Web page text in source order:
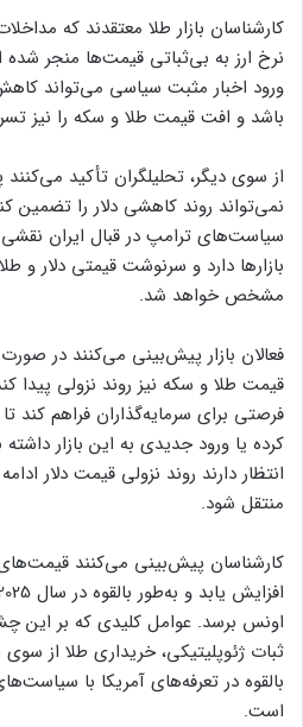
کارشناسان بازار طلا معتقدند که
نرخ ارز به بی‌ثباتی قیمت‌ها منجر شده
ورود اخبار مثبت سیاسی می‌تواند کاهش
باشد و افت قیمت طلا و سکه را نیز
نمی‌تواند روند کاهشی دلار را تضمین
سیاست‌های ترامپ در قبال ایران
بازارها دارد و سرنوشت قیمتی دلار و
مشخص خواهد شد.
فعالان بازار پیش‌بینی می‌کنند در
قیمت طلا و سکه نیز روند نزولی پیدا
فرصتی برای سرمایه‌گذاران فراهم کند
کرده یا ورود جدیدی به این بازار داشته
انتظار دارند روند نزولی قیمت دلار
منتقل شود.
کارشناسان پیش‌بینی می‌کنند
اونس برسد. عوامل کلیدی که بر این
ثبات ژئوپلیتیکی، خریداری طلا از
بالقوه در تعرفه‌های آمریکا با
است.